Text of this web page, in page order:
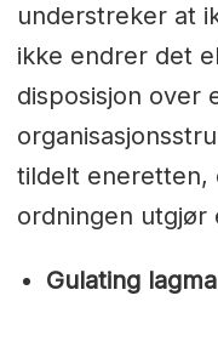
understreker at
ikke endrer det
disposisjon over
tildelt eneretten,
ordningen utgjør
Gulating